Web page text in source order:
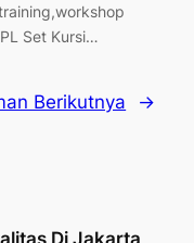
Set Kursi…
Berikutnya →
Di Jakarta